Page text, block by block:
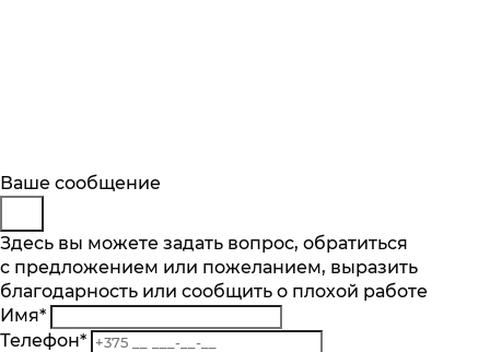
Описание
Отзывы
Основные характеристики
Тип конфорок
индукционные
Будьте в курсе
Подпишитесь на последние обновления
и узнавайте о новинках и специальных
предложениях первыми
Подписаться
Заказ обратного звонка
Представьтесь
Телефон*
Комментарий
Ваше сообщение
Здесь вы можете задать вопрос, обратиться
с предложением или пожеланием, выразить
благодарность или сообщить о плохой работе
Имя*
Телефон*